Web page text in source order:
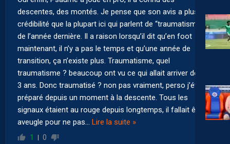
descentes, des montés. Je pense que son avis a plus de
crédibilité que la plupart ici qui parlent de “traumatisme”
de l’année dernière. Il a raison lorsqu’il dit qu’en foot
maintenant, il n’y a pas le temps et qu’une année de
transition, ça n’existe plus. Traumatisme, quel
traumatisme ? beaucoup ont vu ce qui allait arriver depuis
3 ans. Donc traumatisé ? non pas vraiment, perso j’étais
préparé depuis un moment à la descente. Tous les
signaux étaient au rouge depuis longtemps, il fallait être
aveugle pour ne pas
Lire la suite »
1 0